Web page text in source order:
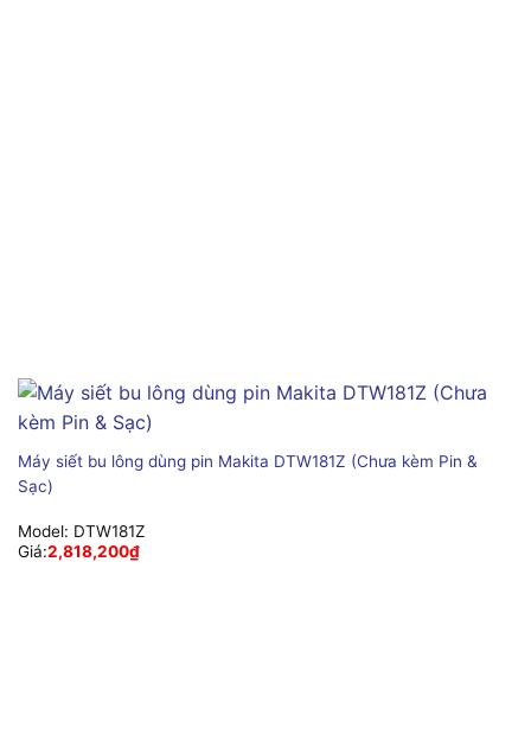
Máy siết bu lông dùng pin Makita DTW181Z (Chưa kèm Pin &
Sạc)
Model: DTW181Z
Giá:2,818,200₫